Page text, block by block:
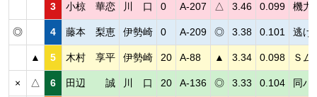
3 小椋 華恋 川 口 0 A-207 △ 3.46 0.099 機力
◎ 4 藤本 梨恵 伊勢崎 0 A-209 ◎ 3.38 0.101 逃げ
▲ 5 木村 享平 伊勢崎 20 A-88 ▲ 3.34 0.098 Ｓム
× △ 6 田辺 誠 川 口 20 A-136 ◎ 3.33 0.104 同ハ